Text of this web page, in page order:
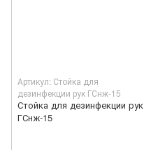
Артикул: Стойка для
дезинфекции рук ГСнж-15
Стойка для дезинфекции рук
ГСнж-15